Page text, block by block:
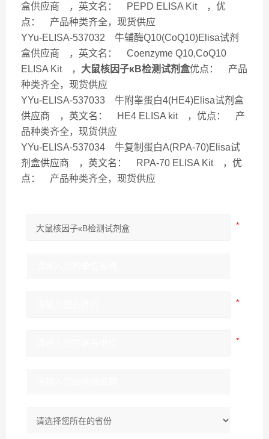
盒供应商 ，英文名： PEPD ELISA Kit ，优
点： 产品种类齐全，现货供应
YYu-ELISA-537032 牛辅酶Q10(CoQ10)Elisa试剂
盒供应商 ，英文名： Coenzyme Q10,CoQ10
ELISA Kit ， 大鼠核因子κB检测试剂盒优点： 产品
种类齐全，现货供应
YYu-ELISA-537033 牛附睾蛋白4(HE4)Elisa试剂盒
供应商 ，英文名： HE4 ELISA kit ，优点： 产
品种类齐全，现货供应
YYu-ELISA-537034 牛复制蛋白A(RPA-70)Elisa试
剂盒供应商 ，英文名： RPA-70 ELISA Kit ，优
点： 产品种类齐全，现货供应